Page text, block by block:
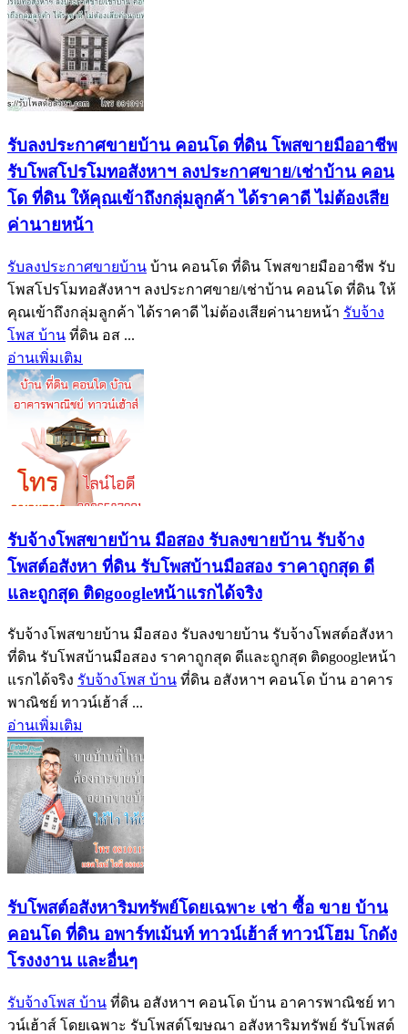
รับลงประกาศขายบ้าน คอนโด ที่ดิน โพสขายมืออาชีพ
รับโพสโปรโมทอสังหาฯ ลงประกาศขาย/เช่าบ้าน คอน
โด ที่ดิน ให้คุณเข้าถึงกลุ่มลูกค้า ได้ราคาดี ไม่ต้องเสีย
ค่านายหน้า
รับลงประกาศขายบ้าน บ้าน คอนโด ที่ดิน โพสขายมืออาชีพ รับ
โพสโปรโมทอสังหาฯ ลงประกาศขาย/เช่าบ้าน คอนโด ที่ดิน ให้
คุณเข้าถึงกลุ่มลูกค้า ได้ราคาดี ไม่ต้องเสียค่านายหน้า รับจ้าง
โพส บ้าน ที่ดิน อส ...
อ่านเพิ่มเติม
รับจ้างโพสขายบ้าน มือสอง รับลงขายบ้าน รับจ้าง
โพสต์อสังหา ที่ดิน รับโพสบ้านมือสอง ราคาถูกสุด ดี
และถูกสุด ติดgoogleหน้าแรกได้จริง
รับจ้างโพสขายบ้าน มือสอง รับลงขายบ้าน รับจ้างโพสต์อสังหา
ที่ดิน รับโพสบ้านมือสอง ราคาถูกสุด ดีและถูกสุด ติดgoogleหน้า
แรกได้จริง รับจ้างโพส บ้าน ที่ดิน อสังหาฯ คอนโด บ้าน อาคาร
พาณิชย์ ทาวน์เฮ้าส์ ...
อ่านเพิ่มเติม
รับโพสต์อสังหาริมทรัพย์โดยเฉพาะ เช่า ซื้อ ขาย บ้าน
คอนโด ที่ดิน อพาร์ทเม้นท์ ทาวน์เฮ้าส์ ทาวน์โฮม โกดัง
โรงงงาน และอื่นๆ
รับจ้างโพส บ้าน ที่ดิน อสังหาฯ คอนโด บ้าน อาคารพาณิชย์ ทา
วน์เฮ้าส์ โดยเฉพาะ รับโพสต์โฆษณา อสังหาริมทรัพย์ รับโพสต์